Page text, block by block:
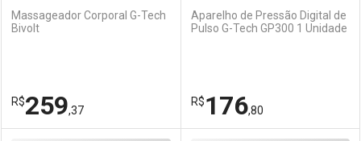
Comprar sem Desconto
Por R$ 32,66/cada
Por R$ 32,66/cada
Comprar sem Desconto
Por R$ 91,07/cada
Por R$ 91,07/cada
Massageador Corporal G-Tech
Bivolt
R$259,37
Aparelho de Pressão Digital de
Pulso G-Tech GP300 1 Unidade
R$176,80